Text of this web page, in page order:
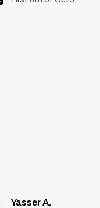
Yasser A.